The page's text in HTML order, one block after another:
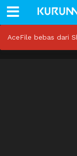
AceFile bebas dari